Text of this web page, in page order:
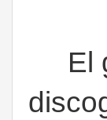
El